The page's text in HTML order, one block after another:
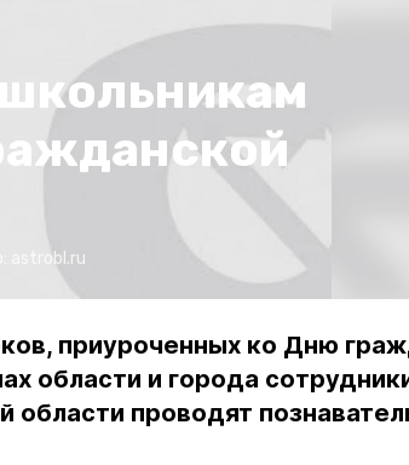
astrobl.ru
приуроченных ко Дню
области и города
области проводят